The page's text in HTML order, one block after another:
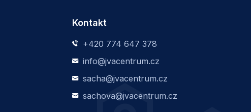
Kontakt
+420 774 647 378
info@jvacentrum.cz
sacha@jvacentrum.cz
sachova@jvacentrum.cz